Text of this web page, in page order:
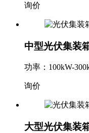
询价
中型光伏集装
功率：100kW-
询价
大型光伏集装